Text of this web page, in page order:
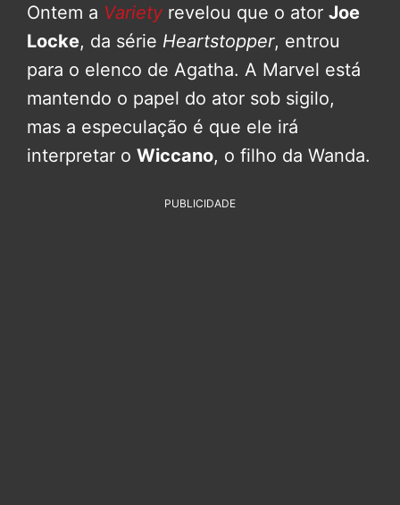
Ontem a Variety revelou que o ator Joe
Locke, da série Heartstopper, entrou
para o elenco de Agatha. A Marvel está
mantendo o papel do ator sob sigilo,
mas a especulação é que ele irá
interpretar o Wiccano, o filho da Wanda.
PUBLICIDADE